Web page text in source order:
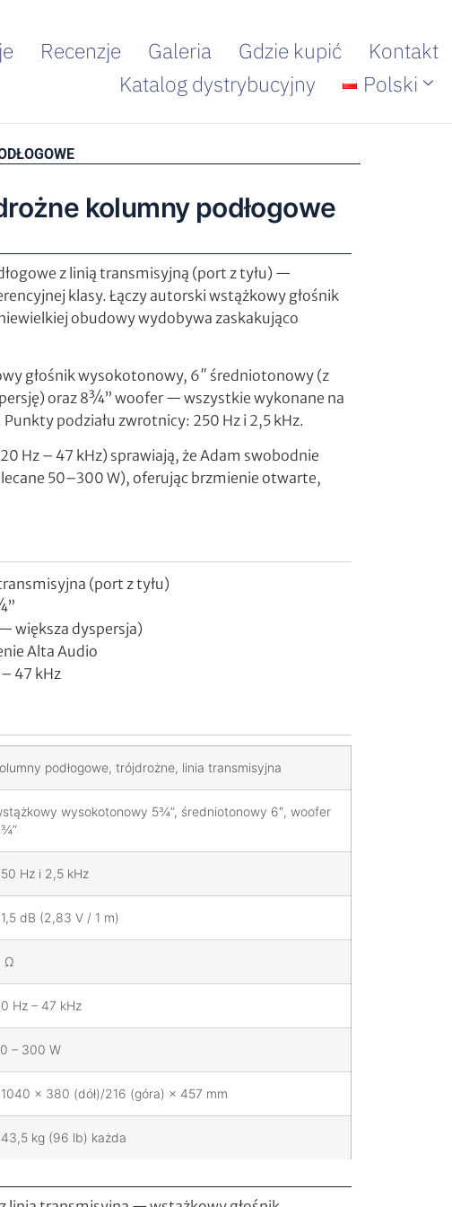
Recenzje Galeria Gdzie kupić
Kontakt
Katalog dystrybucyjny
Polski
kolumny podłogowe
z linią transmisyjną (port z tyłu) —
klasy. Łączy autorski wstążkowy głośnik
obudowy wydobywa zaskakująco
głośnik wysokotonowy, 6″ średniotonowy (z
oraz 8¾” woofer — wszystkie wykonane na
podziału zwrotnicy: 250 Hz i 2,5 kHz.
Hz – 47 kHz) sprawiają, że Adam swobodnie
50–300 W), oferując brzmienie otwarte,
(port z tyłu)
większa dyspersja)
Alta Audio
47 kHz
podłogowe, trójdrożne, linia transmisyjna
wysokotonowy 5¾”, średniotonowy 6″, woofer
Hz i 2,5 kHz
dB (2,83 V / 1 m)
Ω
Hz – 47 kHz
– 300 W
× 380 (dół)/216 (góra) × 457 mm
kg (96 lb) każda